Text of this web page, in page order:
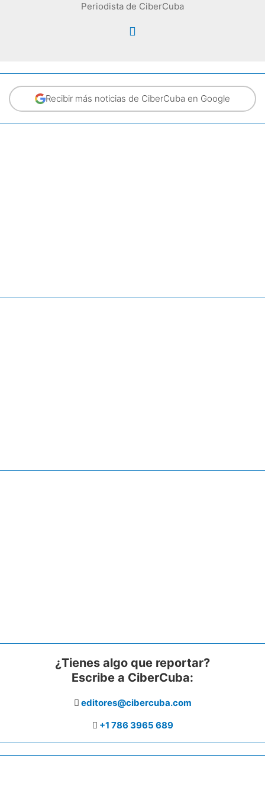
Periodista de CiberCuba
Recibir más noticias de CiberCuba en Google
¿Tienes algo que reportar?
Escribe a CiberCuba:
editores@cibercuba.com
+1 786 3965 689